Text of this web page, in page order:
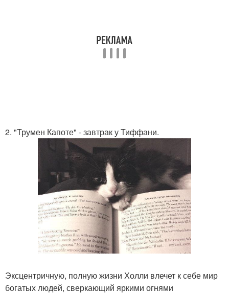
2. "Трумен Капоте" - завтрак у Тиффани.
Эксцентричную, полную жизни Холли влечет к себе мир
богатых людей, сверкающий яркими огнями